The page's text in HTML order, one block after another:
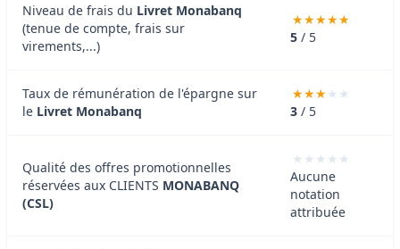
Niveau de frais du Livret Monabanq
(tenue de compte, frais sur
virements,...)
5 / 5
Taux de rémunération de l'épargne sur
le Livret Monabanq 3 / 5
Qualité des offres promotionnelles
réservées aux CLIENTS MONABANQ
(CSL)
Aucune
notation
attribuée